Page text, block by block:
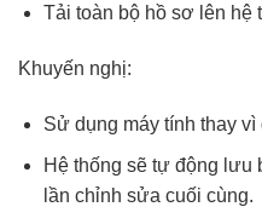
Tải toàn bộ hồ sơ lên hệ
Khuyến nghị:
Sử dụng máy tính thay vì
Hệ thống sẽ tự động lưu
lần chỉnh sửa cuối cùng.